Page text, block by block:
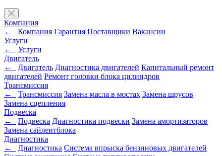
Компания
←
Компания Гарантия Поставщики Вакансии
Услуги
←
Услуги
Двигатель
←
Двигатель Диагностика двигателей Капитальный ремонт
двигателей Ремонт головки блока цилиндров
Трансмиссия
←
Трансмиссия Замена масла в мостах Замена шрусов
Замена сцепления
Подвеска
←
Подвеска Диагностика подвески Замена амортизаторов
Замена сайлентблока
Диагностика
←
Диагностика Система впрыска бензиновых двигателей